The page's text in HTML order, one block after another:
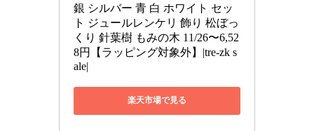
銀 シルバー 青 白 ホワイト セッ
ト ジュールレンケリ 飾り 松ぼっ
くり 針葉樹 もみの木 11/26〜6,52
8円【ラッピング対象外】|tre-zk s
ale|
楽天市場で見る